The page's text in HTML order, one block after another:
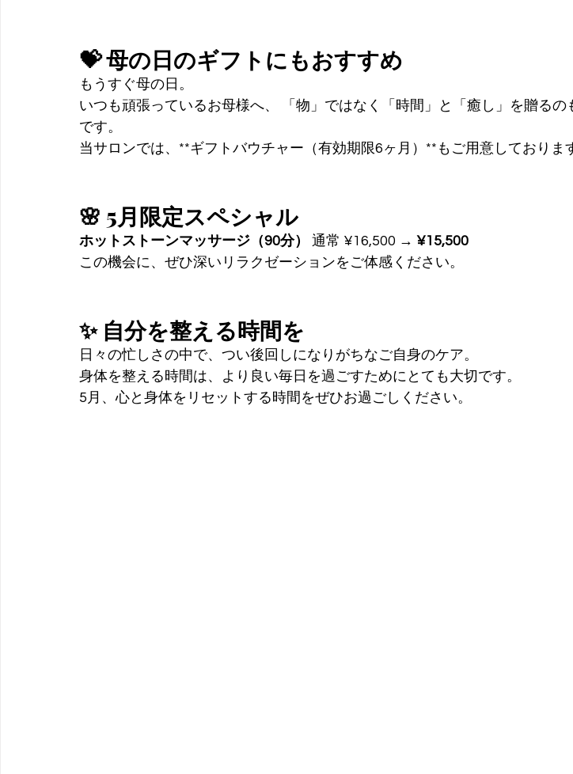
💝 母の日のギフトにもおすすめ
もうすぐ母の日。
いつも頑張っているお母様へ、 「物」ではなく「時間」と「癒し」を贈るの
です。
当サロンでは、**ギフトバウチャー（有効期限6ヶ月）**もご用意しておりま
🌸 5月限定スペシャル
ホットストーンマッサージ（90分） 通常 ¥16,500 → ¥15,500
この機会に、ぜひ深いリラクゼーションをご体感ください。
✨ 自分を整える時間を
日々の忙しさの中で、つい後回しになりがちなご自身のケア。
身体を整える時間は、より良い毎日を過ごすためにとても大切です。
5月、心と身体をリセットする時間をぜひお過ごしください。